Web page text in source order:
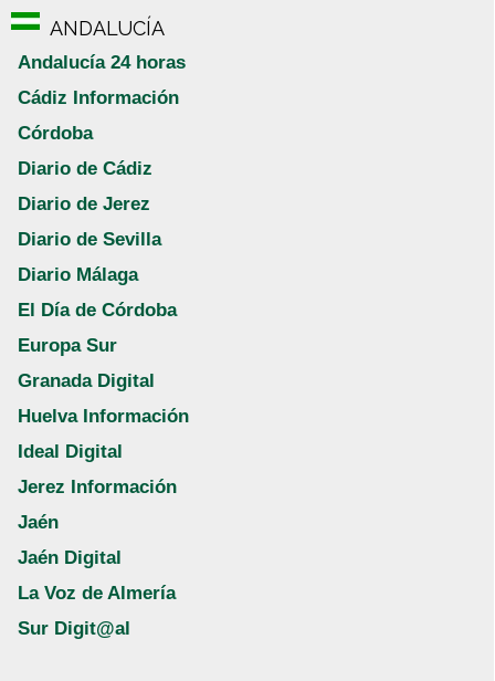
ANDALUCÍA
Andalucía 24 horas
Cádiz Información
Córdoba
Diario de Cádiz
Diario de Jerez
Diario de Sevilla
Diario Málaga
El Día de Córdoba
Europa Sur
Granada Digital
Huelva Información
Ideal Digital
Jerez Información
Jaén
Jaén Digital
La Voz de Almería
Sur Digit@al